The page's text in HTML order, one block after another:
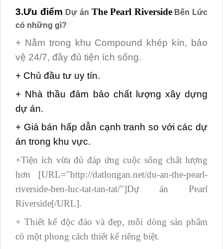
3.Ưu điểm Dự án The Pearl Riverside Bến Lức
có những gì?
+ Nằm trong khu Compound khép kín, bảo
vệ 24/7, đầy đủ tiện ích sống.
+ Chủ đầu tư uy tín.
+ Nhà thầu đảm bảo chất lượng xây dựng
dự án.
+ Giá bán hấp dẫn cạnh tranh so với các dự
án trong khu vực.
+Tiện ích vừa đủ đáp ứng cuộc sống chất lượng
hơn [URL="http://datlongan.net/du-an-the-pearl-
riverside-ben-luc-tat-tan-tat/"]Dự án Pearl
Riverside[/URL].
+ Thiết kế độc đáo và đẹp, mỗi dòng sản phẩm
có một phong cách thiết kế riêng biệt.